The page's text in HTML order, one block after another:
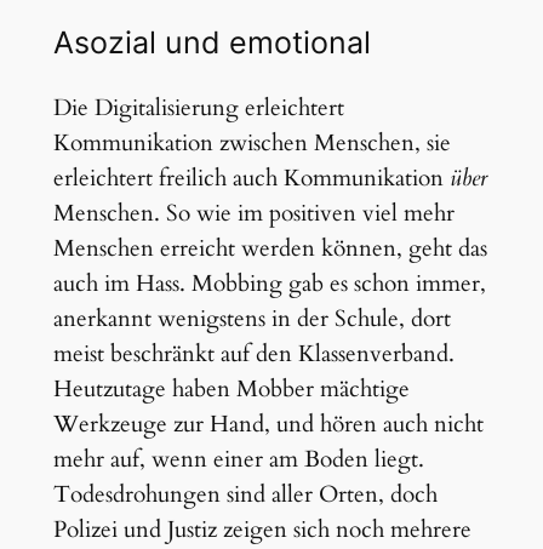
Asozial und emotional
Die Digitalisierung erleichtert
Kommunikation zwischen Menschen, sie
erleichtert freilich auch Kommunikation über
Menschen. So wie im positiven viel mehr
Menschen erreicht werden können, geht das
auch im Hass. Mobbing gab es schon immer,
anerkannt wenigstens in der Schule, dort
meist beschränkt auf den Klassenverband.
Heutzutage haben Mobber mächtige
Werkzeuge zur Hand, und hören auch nicht
mehr auf, wenn einer am Boden liegt.
Todesdrohungen sind aller Orten, doch
Polizei und Justiz zeigen sich noch mehrere